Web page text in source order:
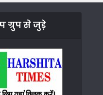
ग्रुप से जुड़े